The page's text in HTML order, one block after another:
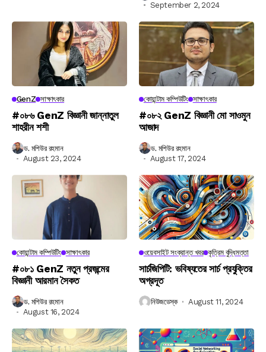
September 2, 2024
GenZ সাক্ষাৎকার
#০৮৬ GenZ বিজ্ঞানী জান্নাতুল
শাহরীন শশী
ড. মশিউর রহমান
August 23, 2024
কোয়ান্টাম কম্পিউটিং সাক্ষাৎকার
#০৮২ GenZ বিজ্ঞানী মো সাওমুন
আজাদ
ড. মশিউর রহমান
August 17, 2024
কোয়ান্টাম কম্পিউটিং সাক্ষাৎকার
#০৮১ GenZ নতুন প্রজন্মের
বিজ্ঞানী আরমান সৈকত
ড. মশিউর রহমান
August 16, 2024
ওয়েবসাইট সংক্রান্ত খবর কৃত্রিম বুদ্ধিমত্তা
সার্চজিপিটি: ভবিষ্যতের সার্চ প্রযুক্তির
অগ্রদূত
নিউজডেস্ক August 11, 2024